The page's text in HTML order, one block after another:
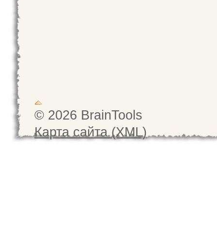
© 2026 BrainTools
Карта сайта (XML)